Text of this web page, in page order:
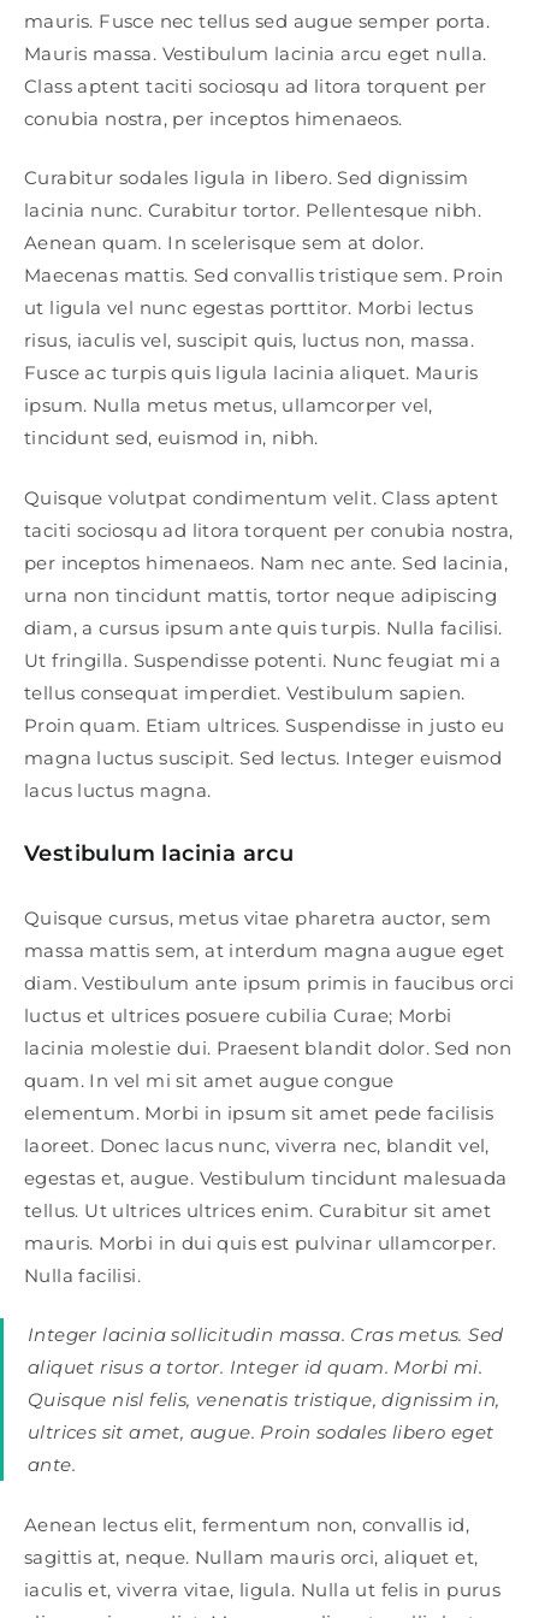
mauris. Fusce nec tellus sed augue semper porta.
Mauris massa. Vestibulum lacinia arcu eget nulla.
Class aptent taciti sociosqu ad litora torquent per
conubia nostra, per inceptos himenaeos.
Curabitur sodales ligula in libero. Sed dignissim
lacinia nunc. Curabitur tortor. Pellentesque nibh.
Aenean quam. In scelerisque sem at dolor.
Maecenas mattis. Sed convallis tristique sem. Proin
ut ligula vel nunc egestas porttitor. Morbi lectus
risus, iaculis vel, suscipit quis, luctus non, massa.
Fusce ac turpis quis ligula lacinia aliquet. Mauris
ipsum. Nulla metus metus, ullamcorper vel,
tincidunt sed, euismod in, nibh.
Quisque volutpat condimentum velit. Class aptent
taciti sociosqu ad litora torquent per conubia nostra,
per inceptos himenaeos. Nam nec ante. Sed lacinia,
urna non tincidunt mattis, tortor neque adipiscing
diam, a cursus ipsum ante quis turpis. Nulla facilisi.
Ut fringilla. Suspendisse potenti. Nunc feugiat mi a
tellus consequat imperdiet. Vestibulum sapien.
Proin quam. Etiam ultrices. Suspendisse in justo eu
magna luctus suscipit. Sed lectus. Integer euismod
lacus luctus magna.
Vestibulum lacinia arcu
Quisque cursus, metus vitae pharetra auctor, sem
massa mattis sem, at interdum magna augue eget
diam. Vestibulum ante ipsum primis in faucibus orci
luctus et ultrices posuere cubilia Curae; Morbi
lacinia molestie dui. Praesent blandit dolor. Sed non
quam. In vel mi sit amet augue congue
elementum. Morbi in ipsum sit amet pede facilisis
laoreet. Donec lacus nunc, viverra nec, blandit vel,
egestas et, augue. Vestibulum tincidunt malesuada
tellus. Ut ultrices ultrices enim. Curabitur sit amet
mauris. Morbi in dui quis est pulvinar ullamcorper.
Nulla facilisi.
Integer lacinia sollicitudin massa. Cras metus. Sed
aliquet risus a tortor. Integer id quam. Morbi mi.
Quisque nisl felis, venenatis tristique, dignissim in,
ultrices sit amet, augue. Proin sodales libero eget
ante.
Aenean lectus elit, fermentum non, convallis id,
sagittis at, neque. Nullam mauris orci, aliquet et,
iaculis et, viverra vitae, ligula. Nulla ut felis in purus